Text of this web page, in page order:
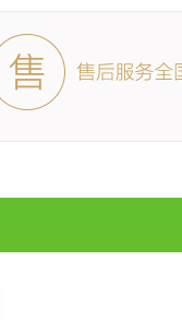
公司新闻